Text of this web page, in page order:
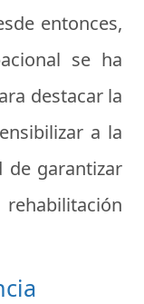
entonces,
se ha
destacar la
a la
de garantizar